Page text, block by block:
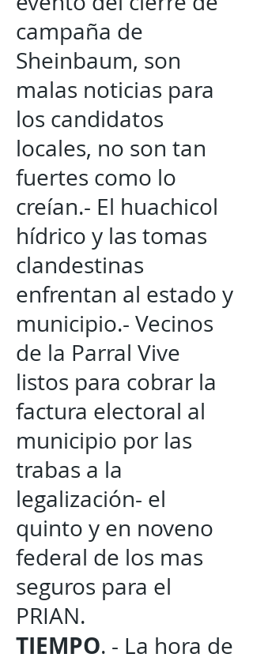
campaña de
Sheinbaum, son
malas noticias para
los candidatos
locales, no son tan
fuertes como lo
creían.- El huachicol
hídrico y las tomas
clandestinas
enfrentan al estado y
municipio.- Vecinos
de la Parral Vive
listos para cobrar la
factura electoral al
municipio por las
trabas a la
legalización- el
quinto y en noveno
federal de los mas
seguros para el
PRIAN.
TIEMPO. - La hora de